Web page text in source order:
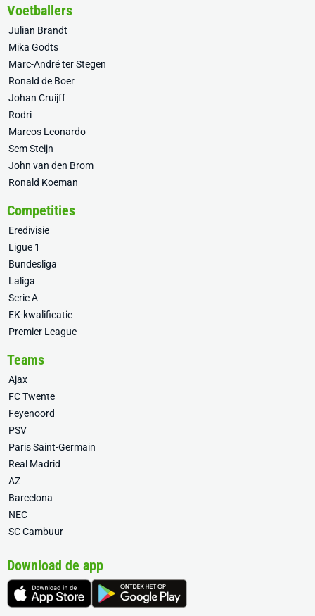
Voetballers
Julian Brandt
Mika Godts
Marc-André ter Stegen
Ronald de Boer
Johan Cruijff
Rodri
Marcos Leonardo
Sem Steijn
John van den Brom
Ronald Koeman
Competities
Eredivisie
Ligue 1
Bundesliga
Laliga
Serie A
EK-kwalificatie
Premier League
Teams
Ajax
FC Twente
Feyenoord
PSV
Paris Saint-Germain
Real Madrid
AZ
Barcelona
NEC
SC Cambuur
Download de app